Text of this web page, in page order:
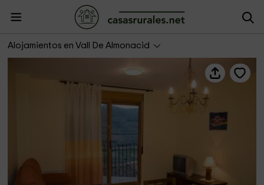
Alojamientos en Vall De Almonacid
Apartamentos Mirasierra